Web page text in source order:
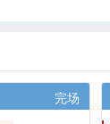
完场